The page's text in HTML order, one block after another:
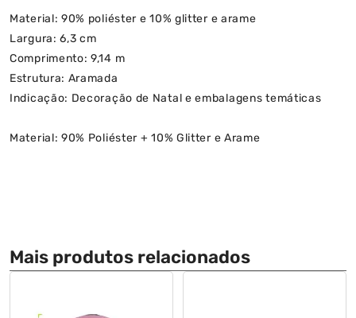
Material: 90% poliéster e 10% glitter e arame
Largura: 6,3 cm
Comprimento: 9,14 m
Estrutura: Aramada
Indicação: Decoração de Natal e embalagens temáticas
Material: 90% Poliéster + 10% Glitter e Arame
Mais produtos relacionados